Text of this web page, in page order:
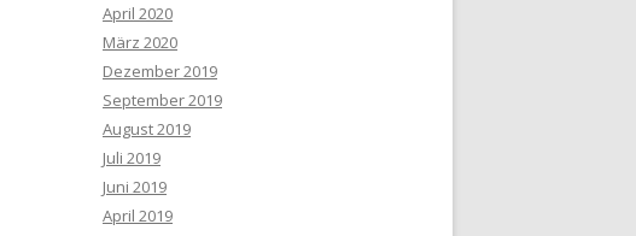
April 2020
März 2020
Dezember 2019
September 2019
August 2019
Juli 2019
Juni 2019
April 2019